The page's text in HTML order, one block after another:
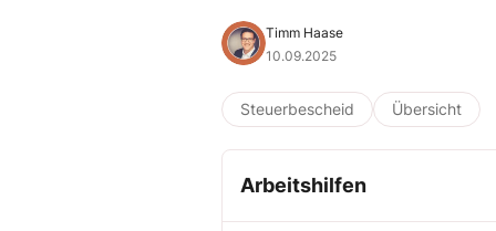
Timm Haase
10.09.2025
Steuerbescheid Übersicht
Arbeitshilfen